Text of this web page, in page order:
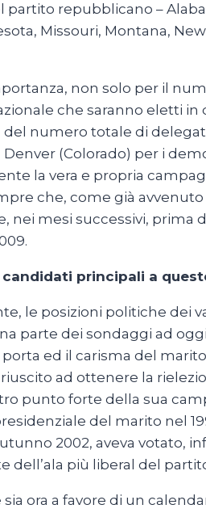
repubblicano –
Missouri, Montana,
non solo per il
che saranno eletti in
numero totale di
(Colorado) per i
la vera e propria
che, come già
nei mesi successivi, prima
principali a
le posizioni politiche dei
parte dei sondaggi ad
ed il carisma del
ad ottenere la
punto forte della sua
del marito nel
2002, aveva votato,
dell’ala più liberal del
ora a favore di un